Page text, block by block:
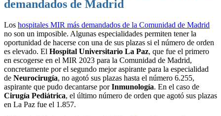
demandados de Madrid
Los hospitales MIR más demandados de la Comunidad de Madrid
no son un imposible. Algunas especialidades permiten tener la
oportunidad de hacerse con una de sus plazas si el número de orden
es elevado. El Hospital Universitario La Paz, que fue el primero
en escogerse en el MIR 2023 para la Comunidad de Madrid,
concretamente por el segundo mejor aspirante para la especialidad
de Neurocirugía, no agotó sus plazas hasta el número 6.255,
aspirante que pudo decantarse porInmunología. En el caso de
Cirugía Pediátrica, el último número de orden que agotó sus plazas
en La Paz fue el 1.857.